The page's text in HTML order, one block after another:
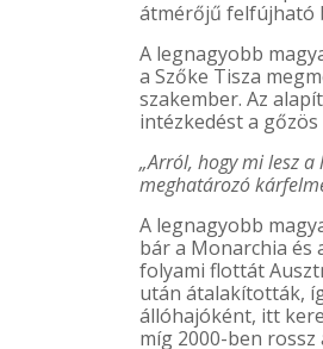
átmérőjű felfújható
A legnagyobb
a Szőke Tisza
szakember. Az
intézkedést a gőzös
„Arról, hogy mi lesz
meghatározó
A legnagyobb
bár a Monarchia és
folyami flottát
után átalakították,
állóhajóként, itt
míg 2000-ben